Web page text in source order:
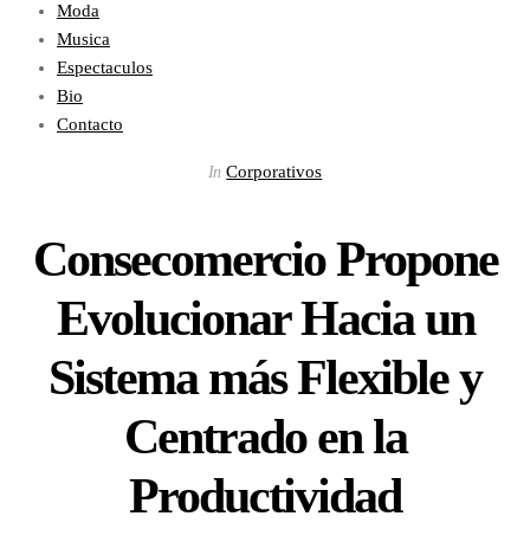
Moda
Musica
Espectaculos
Bio
Contacto
In Corporativos
Consecomercio Propone
Evolucionar Hacia un
Sistema más Flexible y
Centrado en la
Productividad